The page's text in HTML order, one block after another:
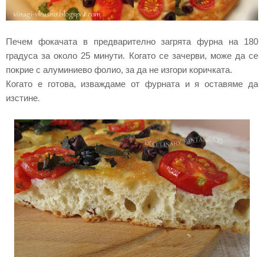
Печем фокачата в предварително загрята фурна на 180
градуса за около 25 минути. Когато се зачерви, може да се
покрие с алуминиево фолио, за да не изгори коричката.
Когато е готова, изваждаме от фурната и я оставяме да
изстине.